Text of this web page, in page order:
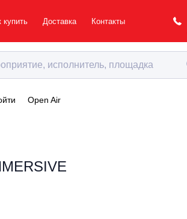
купить Доставка Контакты
Open Air